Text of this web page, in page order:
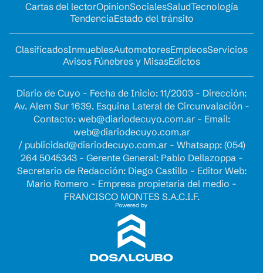
Cartas del lectorOpinionSocialesSaludTecnología
TendenciaEstado del tránsito
ClasificadosInmueblesAutomotoresEmpleosServicios
Avisos Fúnebres y MisasEdictos
Diario de Cuyo - Fecha de Inicio: 11/2003 - Dirección:
Av. Alem Sur 1639. Esquina Lateral de Circunvalación -
Contacto: web@diariodecuyo.com.ar- Email:
web@diariodecuyo.com.ar
/ publicidad@diariodecuyo.com.ar- Whatsapp: (054)
264 5045343 - Gerente General: Pablo Dellazoppa -
Secretario de Redacción: Diego Castillo - Editor Web:
Mario Romero - Empresa propietaria del medio -
FRANCISCO MONTES S.A.C.I.F.